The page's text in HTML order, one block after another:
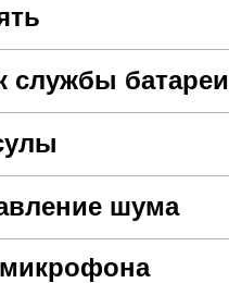
службы батареи
шума